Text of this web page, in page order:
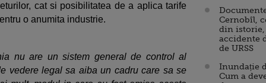
cat si posibilitatea de a aplica tarife
o anumita industrie.
nu are un sistem general de control al
vedere legal sa aiba un cadru care sa se
Cernobîl,
din istorie,
accidente
de URSS
Inundație
Cum a